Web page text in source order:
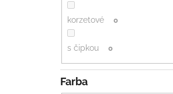
korzetové 0
s čipkou 0
Farba